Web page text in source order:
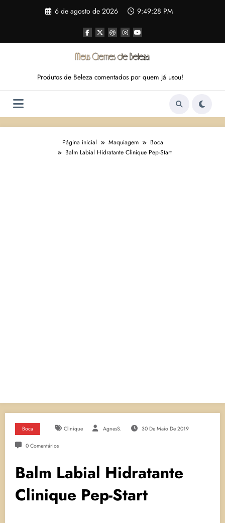
6 de agosto de 2026 9:49:29 PM
Produtos de Beleza comentados por quem já usou!
Página inicial Maquiagem
Boca
Balm Labial Hidratante Clinique Pep-Start
Boca Clinique AgnesS. 30 De Maio De 2019
0 Comentários
Balm Labial Hidratante
Clinique Pep-Start